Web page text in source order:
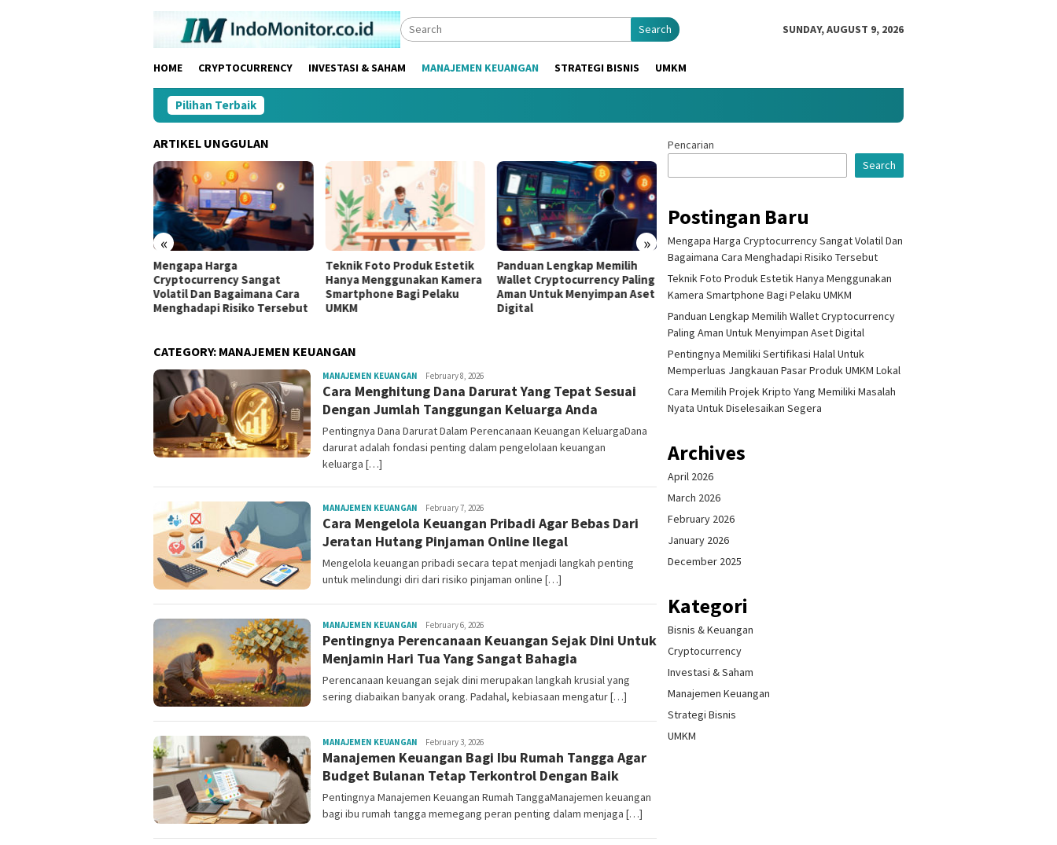
Search SUNDAY, AUGUST 9, 2026
HOME CRYPTOCURRENCY INVESTASI & SAHAM MANAJEMEN KEUANGAN STRATEGI BISNIS UMKM
Pilihan Terbaik
ARTIKEL UNGGULAN
« »
Mengapa Harga
Cryptocurrency Sangat
Volatil Dan Bagaimana Cara
Menghadapi Risiko Tersebut
Teknik Foto Produk Estetik
Hanya Menggunakan Kamera
Smartphone Bagi Pelaku
UMKM
Panduan Lengkap Memilih
Wallet Cryptocurrency Paling
Aman Untuk Menyimpan Aset
Digital
Pentingnya Memiliki
Sertifikasi Halal Untuk
Memperluas Jangkauan Pasar
Cara Memilih Projek Kripto
Yang Memiliki Masalah Nyata
Untuk Diselesaikan Segera
CATEGORY: MANAJEMEN KEUANGAN
MANAJEMEN KEUANGAN Mala
Citraning
February 8, 2026
Cara Menghitung Dana Darurat Yang Tepat Sesuai
Dengan Jumlah Tanggungan Keluarga Anda
Pentingnya Dana Darurat Dalam Perencanaan Keuangan KeluargaDana
darurat adalah fondasi penting dalam pengelolaan keuangan
keluarga […]
MANAJEMEN KEUANGAN Mala
Citraning
February 7, 2026
Cara Mengelola Keuangan Pribadi Agar Bebas Dari
Jeratan Hutang Pinjaman Online Ilegal
Mengelola keuangan pribadi secara tepat menjadi langkah penting
untuk melindungi diri dari risiko pinjaman online […]
MANAJEMEN KEUANGAN Mala
Citraning
February 6, 2026
Pentingnya Perencanaan Keuangan Sejak Dini Untuk
Menjamin Hari Tua Yang Sangat Bahagia
Perencanaan keuangan sejak dini merupakan langkah krusial yang
sering diabaikan banyak orang. Padahal, kebiasaan mengatur […]
MANAJEMEN KEUANGAN Mala
Citraning
February 3, 2026
Manajemen Keuangan Bagi Ibu Rumah Tangga Agar
Budget Bulanan Tetap Terkontrol Dengan Baik
Pentingnya Manajemen Keuangan Rumah TanggaManajemen keuangan
bagi ibu rumah tangga memegang peran penting dalam menjaga […]
Pencarian
Search
Postingan Baru
Mengapa Harga Cryptocurrency Sangat Volatil Dan
Bagaimana Cara Menghadapi Risiko Tersebut
Teknik Foto Produk Estetik Hanya Menggunakan
Kamera Smartphone Bagi Pelaku UMKM
Panduan Lengkap Memilih Wallet Cryptocurrency
Paling Aman Untuk Menyimpan Aset Digital
Pentingnya Memiliki Sertifikasi Halal Untuk
Memperluas Jangkauan Pasar Produk UMKM Lokal
Cara Memilih Projek Kripto Yang Memiliki Masalah
Nyata Untuk Diselesaikan Segera
Archives
April 2026
March 2026
February 2026
January 2026
December 2025
Kategori
Bisnis & Keuangan
Cryptocurrency
Investasi & Saham
Manajemen Keuangan
Strategi Bisnis
UMKM